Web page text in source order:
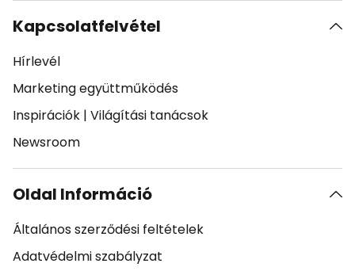
Kapcsolatfelvétel
Hírlevél
Marketing együttműködés
Inspirációk | Világítási tanácsok
Newsroom
Oldal Információ
Általános szerződési feltételek
Adatvédelmi szabályzat